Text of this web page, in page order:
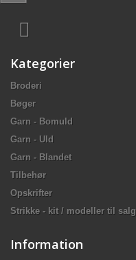
Kategorier
Broderi
Bøger
Garn - Bomuld
Garn - Uld
Garn - Blandet
Tilbehør
Opskrifter
Strikke - kit / modeller til salg
Information